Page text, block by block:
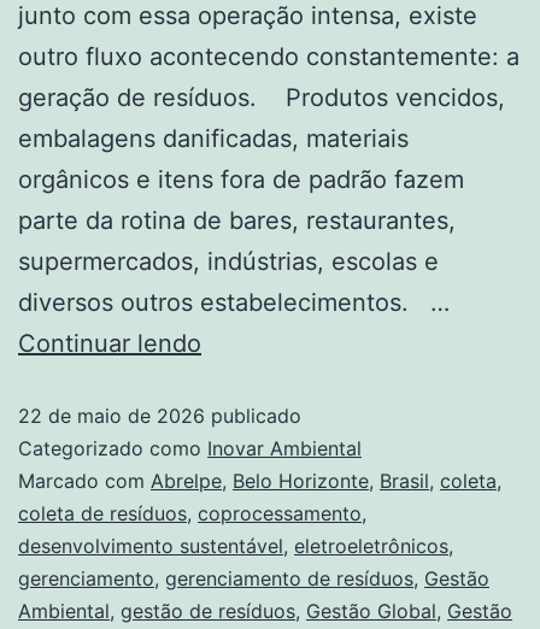
junto com essa operação intensa, existe
outro fluxo acontecendo constantemente: a
geração de resíduos. Produtos vencidos,
embalagens danificadas, materiais
orgânicos e itens fora de padrão fazem
parte da rotina de bares, restaurantes,
supermercados, indústrias, escolas e
diversos outros estabelecimentos. …
Continuar lendo
22 de maio de 2026 publicado
Categorizado como Inovar Ambiental
Marcado com Abrelpe, Belo Horizonte, Brasil, coleta,
coleta de resíduos, coprocessamento,
desenvolvimento sustentável, eletroeletrônicos,
gerenciamento, gerenciamento de resíduos, Gestão
Ambiental, gestão de resíduos, Gestão Global, Gestão